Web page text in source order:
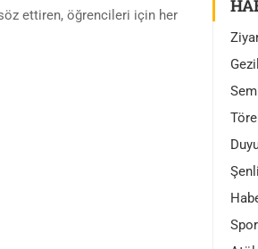
söz ettiren, öğrencileri için her
Spor